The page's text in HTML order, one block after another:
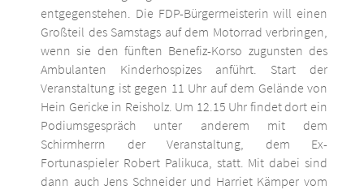
entgegenstehen. Die FDP-Bürgermeisterin will einen
Großteil des Samstags auf dem Motorrad verbringen,
wenn sie den fünften Benefiz-Korso zugunsten des
Ambulanten Kinderhospizes anführt. Start der
Veranstaltung ist gegen 11 Uhr auf dem Gelände von
Hein Gericke in Reisholz. Um 12.15 Uhr findet dort ein
Podiumsgespräch unter anderem mit dem
Schirmherrn der Veranstaltung, dem Ex-
Fortunaspieler Robert Palikuca, statt. Mit dabei sind
dann auch Jens Schneider und Harriet Kämper vom